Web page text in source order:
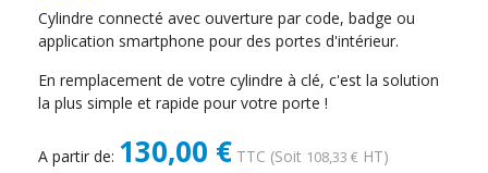
Cylindre connecté avec ouverture par code, badge ou
application smartphone pour des portes d'intérieur.
En remplacement de votre cylindre à clé, c'est la solution
la plus simple et rapide pour votre porte !
A partir de: 130,00 € TTC (Soit 108,33 € HT)